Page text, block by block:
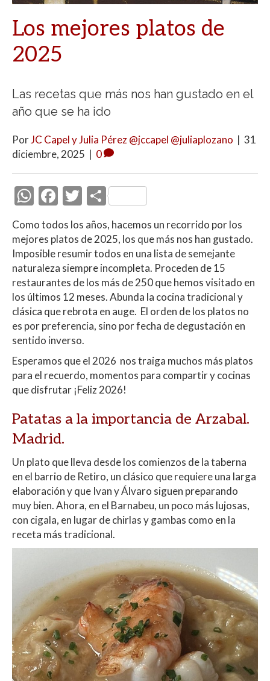
Los mejores platos de
2025
Las recetas que más nos han gustado en el
año que se ha ido
PorJC Capel y Julia Pérez @jccapel @juliaplozano | 31
diciembre, 2025 | 0
W
at
s
A
p
p
F
ac
e
b
o
o
k
T
w
itt
er
C
o
m
p
ar
ti
r
Como todos los años, hacemos un recorrido por los
mejores platos de 2025, los que más nos han gustado.
Imposible resumir todos en una lista de semejante
naturaleza siempre incompleta. Proceden de 15
restaurantes de los más de 250 que hemos visitado en
los últimos 12 meses. Abunda la cocina tradicional y
clásica que rebrota en auge. El orden de los platos no
es por preferencia, sino por fecha de degustación en
sentido inverso.
Esperamos que el 2026 nos traiga muchos más platos
para el recuerdo, momentos para compartir y cocinas
que disfrutar ¡Feliz 2026!
Patatas a la importancia de Arzabal.
Madrid.
Un plato que lleva desde los comienzos de la taberna
en el barrio de Retiro, un clásico que requiere una larga
elaboración y que Ivan y Álvaro siguen preparando
muy bien. Ahora, en el Barnabeu, un poco más lujosas,
con cigala, en lugar de chirlas y gambas como en la
receta más tradicional.